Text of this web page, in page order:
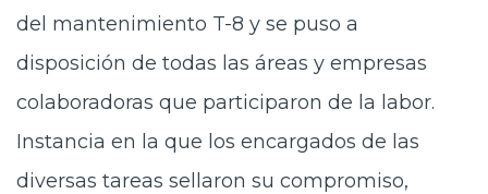
del mantenimiento T-8 y se puso a
disposición de todas las áreas y empresas
colaboradoras que participaron de la labor.
Instancia en la que los encargados de las
diversas tareas sellaron su compromiso,